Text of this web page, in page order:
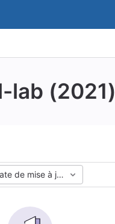
lab
de mise à jour